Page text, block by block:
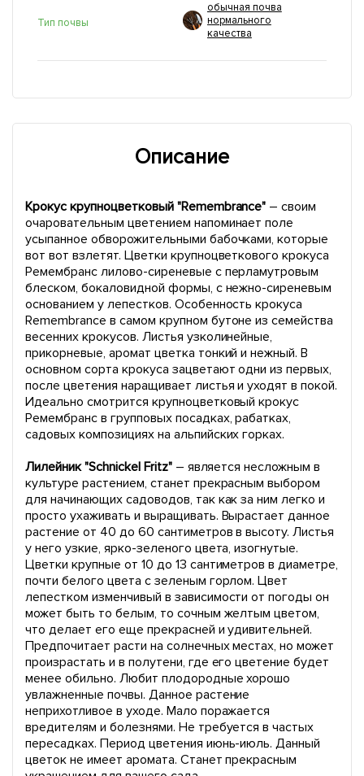
Тип почвы
обычная почва
нормального
качества
Описание
Крокус крупноцветковый "Remembrance" – своим
очаровательным цветением напоминает поле
усыпанное обворожительными бабочками, которые
вот вот взлетят. Цветки крупноцветкового крокуса
Ремембранс лилово-сиреневые с перламутровым
блеском, бокаловидной формы, с нежно-сиреневым
основанием у лепестков. Особенность крокуса
Remembrance в самом крупном бутоне из семейства
весенних крокусов. Листья узколинейные,
прикорневые, аромат цветка тонкий и нежный. В
основном сорта крокуса зацветают одни из первых,
после цветения наращивает листья и уходят в покой.
Идеально смотрится крупноцветковый крокус
Ремембранс в групповых посадках, рабатках,
садовых композициях на альпийских горках.
Лилейник "Schnickel Fritz"– является несложным в
культуре растением, станет прекрасным выбором
для начинающих садоводов, так как за ним легко и
просто ухаживать и выращивать. Вырастает данное
растение от 40 до 60 сантиметров в высоту. Листья
у него узкие, ярко-зеленого цвета, изогнутые.
Цветки крупные от 10 до 13 сантиметров в диаметре,
почти белого цвета с зеленым горлом. Цвет
лепестком изменчивый в зависимости от погоды он
может быть то белым, то сочным желтым цветом,
что делает его еще прекрасней и удивительней.
Предпочитает расти на солнечных местах, но может
произрастать и в полутени, где его цветение будет
менее обильно. Любит плодородные хорошо
увлажненные почвы. Данное растение
неприхотливое в уходе. Мало поражается
вредителям и болезнями. Не требуется в частых
пересадках. Период цветения июнь-июль. Данный
цветок не имеет аромата. Станет прекрасным